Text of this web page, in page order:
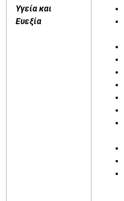
Υγεία και
Ευεξία